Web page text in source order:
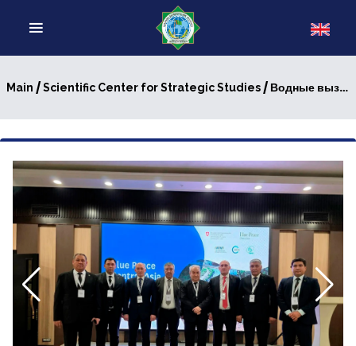
Main /Scientific Center for Strategic Studies/ Водные вызовы стали основной темой обсуждения специалистами на семинаре в Ташкенте